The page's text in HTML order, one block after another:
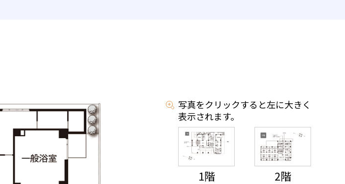
写真をクリックすると左に大きく
表示されます。
1階 2階